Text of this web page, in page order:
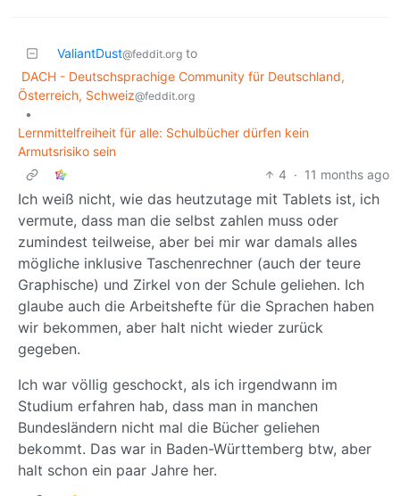
ValiantDust@feddit.org to
DACH - Deutschsprachige Community für Deutschland,
Österreich, Schweiz@feddit.org
•
Lernmittelfreiheit für alle: Schulbücher dürfen kein
Armutsrisiko sein
4 · 11 months ago
Ich weiß nicht, wie das heutzutage mit Tablets ist, ich
vermute, dass man die selbst zahlen muss oder
zumindest teilweise, aber bei mir war damals alles
mögliche inklusive Taschenrechner (auch der teure
Graphische) und Zirkel von der Schule geliehen. Ich
glaube auch die Arbeitshefte für die Sprachen haben
wir bekommen, aber halt nicht wieder zurück
gegeben.
Ich war völlig geschockt, als ich irgendwann im
Studium erfahren hab, dass man in manchen
Bundesländern nicht mal die Bücher geliehen
bekommt. Das war in Baden-Württemberg btw, aber
halt schon ein paar Jahre her.